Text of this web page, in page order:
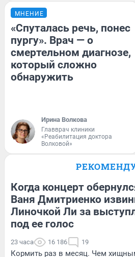
МНЕНИЕ
«Спуталась речь, понес
пургу». Врач — о
смертельном диагнозе,
который сложно
обнаружить
Ирина Волкова
Главврач клиники
«Реабилитация доктора
Волковой»
Когда концерт
Ваня Дмитриенко
Линочкой Ли за
под ее голос
23 часа 16 186 19
Кормить раз в месяц. Чем